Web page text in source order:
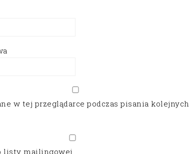
w tej przeglądarce podczas pisania kolejnych
listy mailingowej